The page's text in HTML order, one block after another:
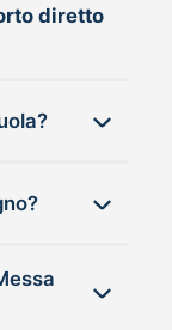
diretto
una MAD a scuola?